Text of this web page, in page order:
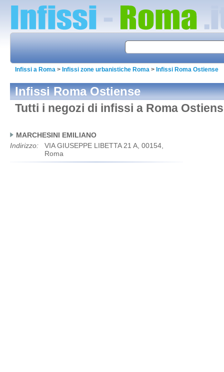
Infissi a Roma > Infissi zone urbanistiche Roma > Infissi Roma Ostiense
Infissi Roma Ostiense
Tutti i negozi di infissi a Roma
MARCHESINI EMILIANO
Indirizzo:
VIA GIUSEPPE LIBETTA 21 A, 00154,
Roma